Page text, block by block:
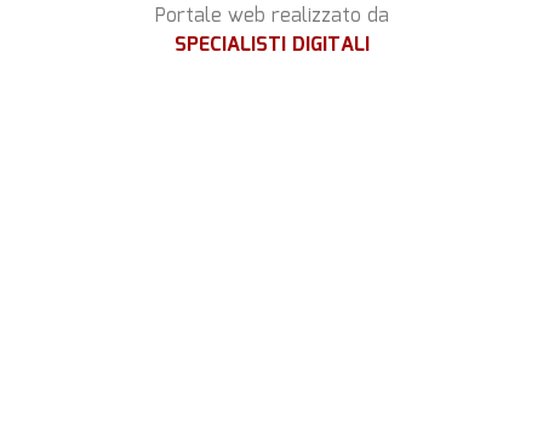
Portale web realizzato da
SPECIALISTI DIGITALI